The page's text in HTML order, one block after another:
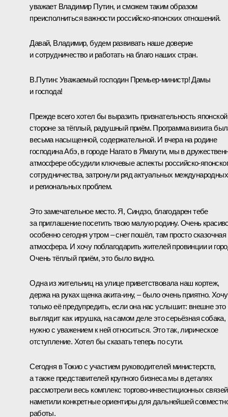
уважает Владимир Путин, и сможем таким образом
преисполниться важности российско-японских отношений.
Давай, Владимир, будем развивать наше доверие
и сотрудничество и работать на благо наших стран.
В.Путин: Уважаемый господин Премьер-министр! Дамы
и господа!
Прежде всего хотел бы выразить признательность японской
стороне за тёплый, радушный приём. Программа визита
весьма насыщенной, содержательной. И вчера на родине
господина Абэ, в городе Нагато в Ямагути, мы в
атмосфере обсудили ключевые аспекты российско-
сотрудничества, затронули ряд актуальных международных
и региональных проблем.
Это замечательное место. Я, Синдзо, благодарен тебе
за приглашение посетить твою малую родину. Очень
особенно сегодня утром – снег пошёл, там просто сказочная
атмосфера. И хочу поблагодарить жителей провинции и
Очень тёплый приём, это было видно.
Одна из жительниц на улице приветствовала наш кортеж,
держа на руках щенка акита-ину, – было очень приятно. Хочу
только её предупредить, если она нас услышит: внешне это
выглядит как игрушка, на самом деле это серьёзная собака,
нужно с уважением к ней относиться. Это так, лирическое
отступление. Хотел бы сказать теперь по сути.
Сегодня в Токио с участием руководителей министерств,
а также представителей крупного бизнеса мы в деталях
рассмотрели весь комплекс торгово-инвестиционных
наметили конкретные ориентиры для дальнейшей
работы.